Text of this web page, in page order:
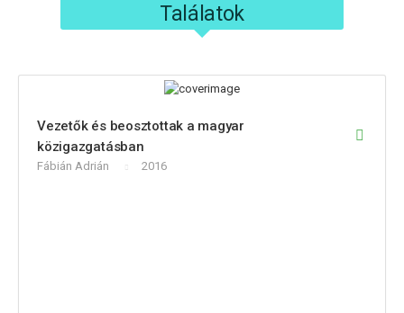
Találatok
Vezetők és beosztottak a magyar
közigazgatásban
Fábián Adrián 2016